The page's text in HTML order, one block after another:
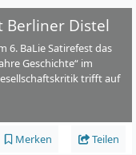
Berliner Distel
6. BaLie Satirefest das
Geschichte“ im
trifft auf
Merken Teilen